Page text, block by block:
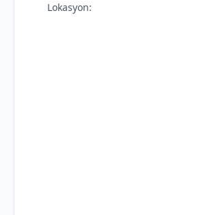
Lokasyon: